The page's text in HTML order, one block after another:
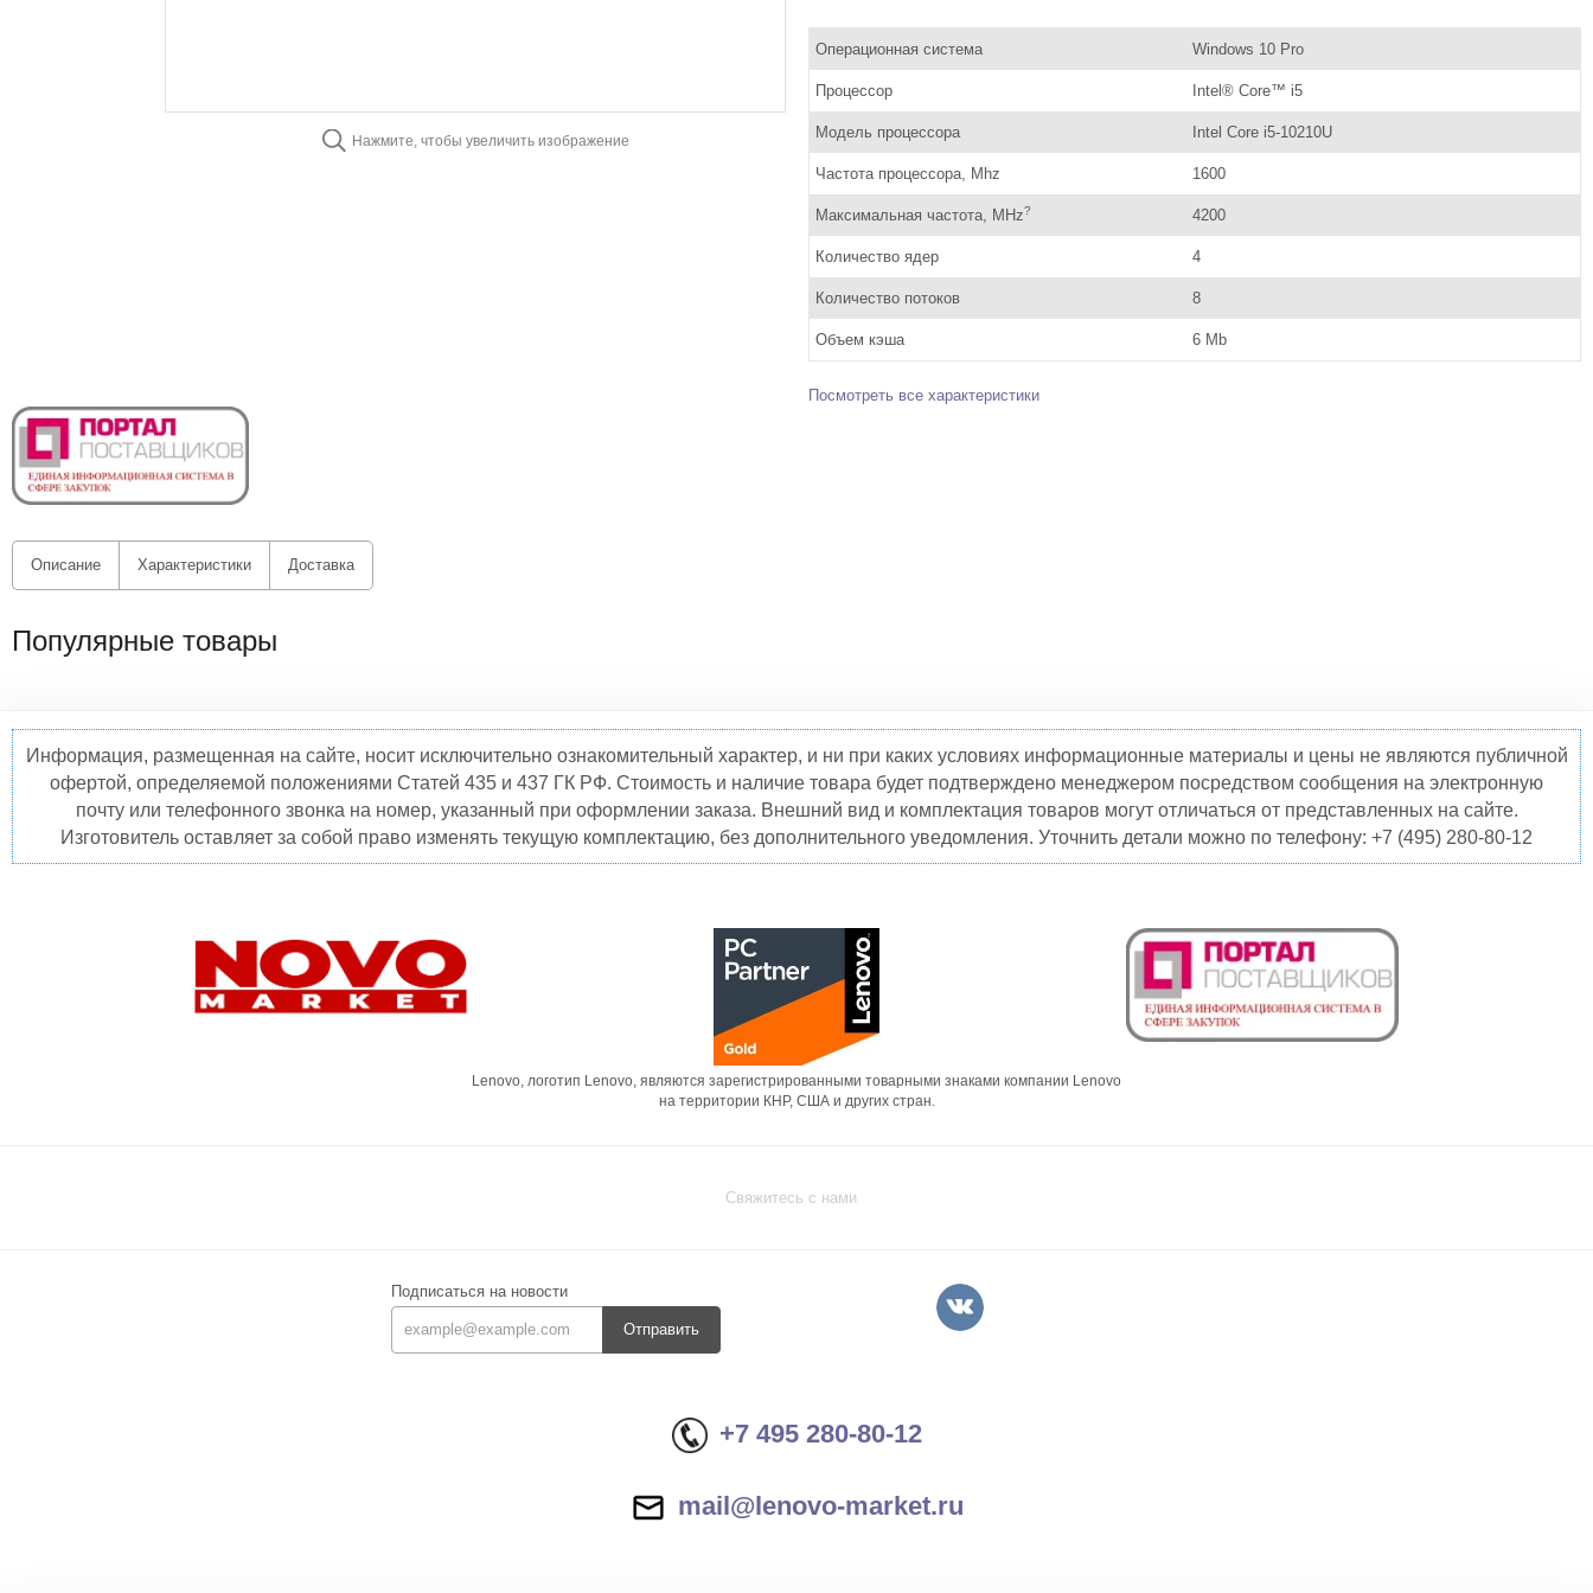
Нажмите, чтобы увеличить изображение
Операционная система Windows 10 Pro
Процессор Intel® Core™ i5
Модель процессора Intel Core i5-10210U
Частота процессора, Mhz 1600
Максимальная частота, MHz? 4200
Количество ядер 4
Количество потоков 8
Объем кэша 6 Mb
Посмотреть все характеристики
Описание Характеристики Доставка
Популярные товары
Информация, размещенная на сайте, носит исключительно ознакомительный характер, и ни при каких условиях информационные материалы и цены не являются публичной
офертой, определяемой положениями Статей 435 и 437 ГК РФ. Стоимость и наличие товара будет подтверждено менеджером посредством сообщения на электронную
почту или телефонного звонка на номер, указанный при оформлении заказа. Внешний вид и комплектация товаров могут отличаться от представленных на сайте.
Изготовитель оставляет за собой право изменять текущую комплектацию, без дополнительного уведомления. Уточнить детали можно по телефону: +7 (495) 280-80-12
Lenovo, логотип Lenovo, являются зарегистрированными товарными знаками компании Lenovo
на территории КНР, США и других стран.
Свяжитесь с нами
Подписаться на новости
Отправить
+7 495 280-80-12
mail@lenovo-market.ru